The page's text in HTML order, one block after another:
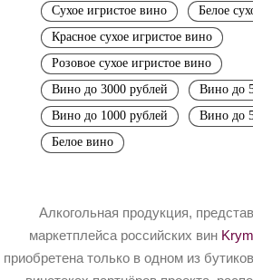
Сухое игристое вино
Белое
Красное сухое игристое вино
Розовое сухое игристое вино
Вино до 3000 рублей
Вино до
Вино до 1000 рублей
Вино до
Белое вино
Алкогольная продукция,
маркетплейса российских вин
приобретена только в одном из